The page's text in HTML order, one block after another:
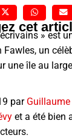
cet
» est
un
une île au
par
et a été bien